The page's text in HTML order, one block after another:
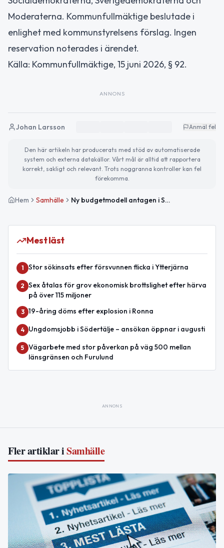
Moderaterna. Kommunfullmäktige beslutade i
enlighet med kommunstyrelsens förslag. Ingen
reservation noterades i ärendet.
Källa: Kommunfullmäktige, 15 juni 2026, § 92.
ANNONS
Johan Larsson Anmäl fel
Den här artikeln har producerats med stöd av automatiserade
system och externa datakällor. Vårt mål är alltid att rapportera
korrekt, sakligt och relevant. Trots noggranna kontroller kan fel
förekomma.
Hem Samhälle Ny budgetmodell antagen i Södertälje kommunfullmäktige
Mest läst
1 Stor sökinsats efter försvunnen flicka i Ytterjärna
2 Sex åtalas för grov ekonomisk brottslighet efter härva
på över 115 miljoner
3 19-åring döms efter explosion i Ronna
4 Ungdomsjobb i Södertälje – ansökan öppnar i augusti
5 Vägarbete med stor påverkan på väg 500 mellan
länsgränsen och Furulund
ANNONS
Fler artiklar iSamhälle